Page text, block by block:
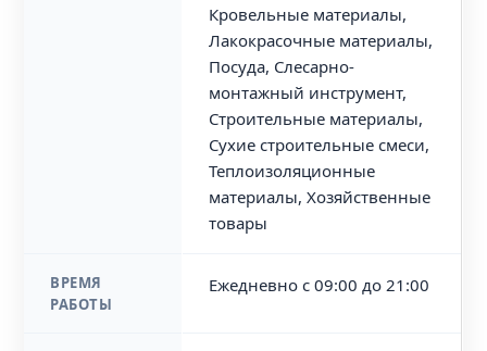
Кровельные материалы,
Лакокрасочные материалы,
Посуда, Слесарно-
монтажный инструмент,
Строительные материалы,
Сухие строительные смеси,
Теплоизоляционные
материалы, Хозяйственные
товары
ВРЕМЯ
РАБОТЫ
Ежедневно с 09:00 до 21:00